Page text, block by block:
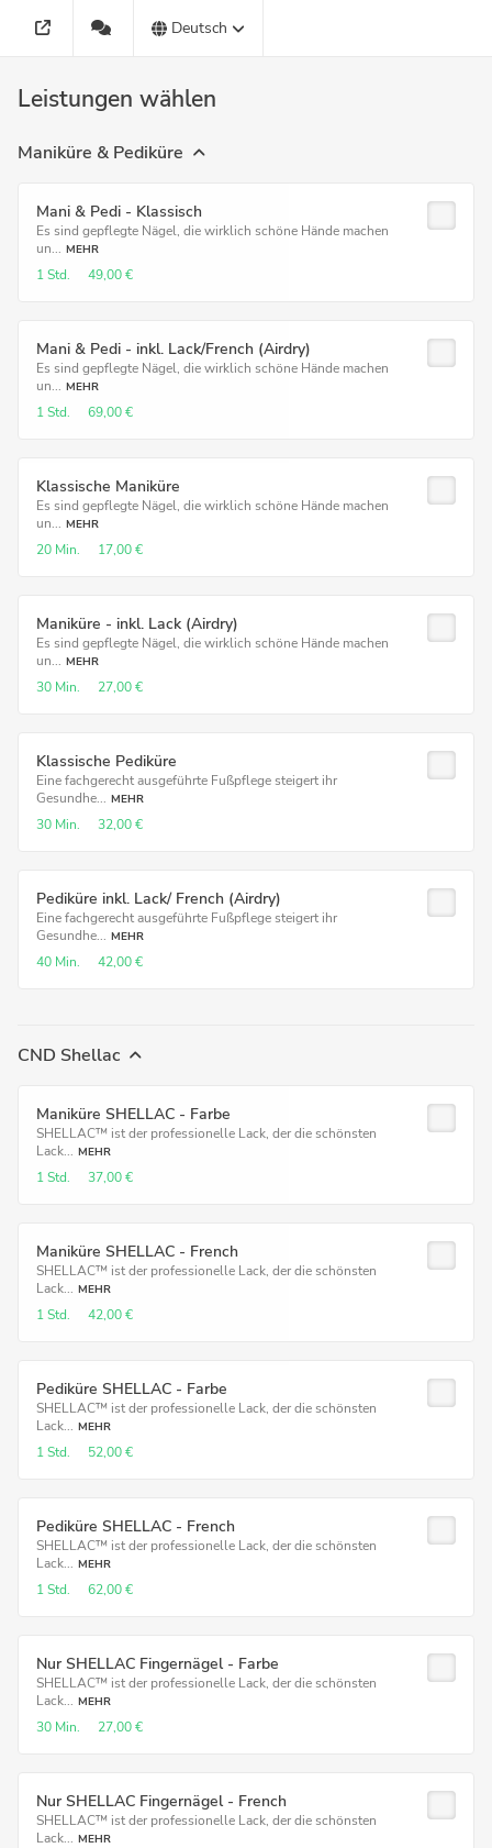
Deutsch
Leistungen wählen
Maniküre & Pediküre
Mani & Pedi - Klassisch
Es sind gepflegte Nägel, die wirklich schöne Hände machen
un... MEHR
1 Std. 49,00 €
Mani & Pedi - inkl. Lack/French (Airdry)
Es sind gepflegte Nägel, die wirklich schöne Hände machen
un... MEHR
1 Std. 69,00 €
Klassische Maniküre
Es sind gepflegte Nägel, die wirklich schöne Hände machen
un... MEHR
20 Min. 17,00 €
Maniküre - inkl. Lack (Airdry)
Es sind gepflegte Nägel, die wirklich schöne Hände machen
un... MEHR
30 Min. 27,00 €
Klassische Pediküre
Eine fachgerecht ausgeführte Fußpflege steigert ihr
Gesundhe... MEHR
30 Min. 32,00 €
Pediküre inkl. Lack/ French (Airdry)
Eine fachgerecht ausgeführte Fußpflege steigert ihr
Gesundhe... MEHR
40 Min. 42,00 €
CND Shellac
Maniküre SHELLAC - Farbe
SHELLAC™ ist der professionelle Lack, der die schönsten
Lack... MEHR
1 Std. 37,00 €
Maniküre SHELLAC - French
SHELLAC™ ist der professionelle Lack, der die schönsten
Lack... MEHR
1 Std. 42,00 €
Pediküre SHELLAC - Farbe
SHELLAC™ ist der professionelle Lack, der die schönsten
Lack... MEHR
1 Std. 52,00 €
Pediküre SHELLAC - French
SHELLAC™ ist der professionelle Lack, der die schönsten
Lack... MEHR
1 Std. 62,00 €
Nur SHELLAC Fingernägel - Farbe
SHELLAC™ ist der professionelle Lack, der die schönsten
Lack... MEHR
30 Min. 27,00 €
Nur SHELLAC Fingernägel - French
SHELLAC™ ist der professionelle Lack, der die schönsten
Lack... MEHR